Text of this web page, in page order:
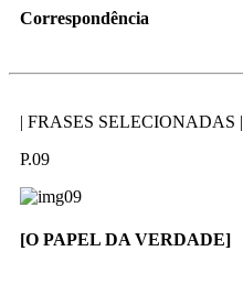
Correspondência
| FRASES SELECIONADAS |
P.09
[O PAPEL DA VERDADE]